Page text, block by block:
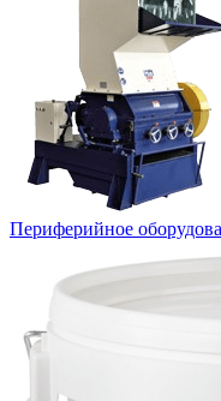
Периферийное